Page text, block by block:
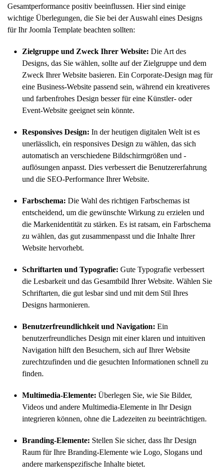
Gesamtperformance positiv beeinflussen. Hier sind einige
wichtige Überlegungen, die Sie bei der Auswahl eines Designs
für Ihr Joomla Template beachten sollten:
Zielgruppe und Zweck Ihrer Website: Die Art des
Designs, das Sie wählen, sollte auf der Zielgruppe und dem
Zweck Ihrer Website basieren. Ein Corporate-Design mag für
eine Business-Website passend sein, während ein kreativeres
und farbenfrohes Design besser für eine Künstler- oder
Event-Website geeignet sein könnte.
Responsives Design: In der heutigen digitalen Welt ist es
unerlässlich, ein responsives Design zu wählen, das sich
automatisch an verschiedene Bildschirmgrößen und -
auflösungen anpasst. Dies verbessert die Benutzererfahrung
und die SEO-Performance Ihrer Website.
Farbschema: Die Wahl des richtigen Farbschemas ist
entscheidend, um die gewünschte Wirkung zu erzielen und
die Markenidentität zu stärken. Es ist ratsam, ein Farbschema
zu wählen, das gut zusammenpasst und die Inhalte Ihrer
Website hervorhebt.
Schriftarten und Typografie: Gute Typografie verbessert
die Lesbarkeit und das Gesamtbild Ihrer Website. Wählen Sie
Schriftarten, die gut lesbar sind und mit dem Stil Ihres
Designs harmonieren.
Benutzerfreundlichkeit und Navigation: Ein
benutzerfreundliches Design mit einer klaren und intuitiven
Navigation hilft den Besuchern, sich auf Ihrer Website
zurechtzufinden und die gesuchten Informationen schnell zu
finden.
Multimedia-Elemente: Überlegen Sie, wie Sie Bilder,
Videos und andere Multimedia-Elemente in Ihr Design
integrieren können, ohne die Ladezeiten zu beeinträchtigen.
Branding-Elemente: Stellen Sie sicher, dass Ihr Design
Raum für Ihre Branding-Elemente wie Logo, Slogans und
andere markenspezifische Inhalte bietet.